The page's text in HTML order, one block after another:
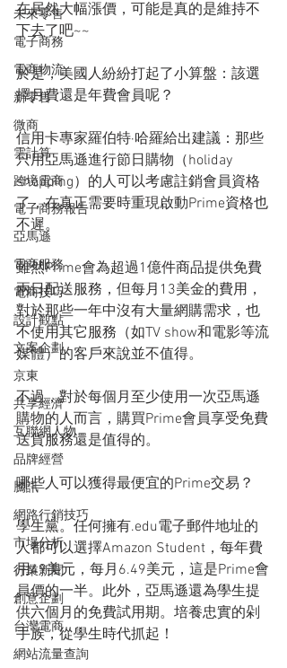
未來零售
電子商務
電商物流
新零售
微商
雲計算
跨境電商
電子商務報告
亞馬遜
電商服務
電商技巧
設計觀點
文案企劃
京東
共享經濟
互聯網人物
品牌經營
騰訊
網路行銷技巧
市場分析
行業新聞
創意企劃
台灣電商
網站流量查詢
在居然大幅漲價，可能是真的是維持不
下去了吧~~
於是，美國人紛紛打起了小算盤：該選
擇月費還是年費會員呢？
信用卡專家羅伯特·哈羅給出建議：那些
只用亞馬遜進行節日購物（holiday
shopping）的人可以考慮註銷會員資格
了，在真正需要時重現啟動Prime資格也
不遲。
雖然Prime會為超過1億件商品提供免費
兩日配送服務，但每月13美金的費用，
對於那些一年中沒有大量網購需求，也
不使用其它服務（如TV show和電影等流
媒體）的客戶來說並不值得。
不過，對於每個月至少使用一次亞馬遜
購物的人而言，購買Prime會員享受免費
送貨服務還是值得的。
哪些人可以獲得最便宜的Prime交易？
學生黨。任何擁有.edu電子郵件地址的
人都可以選擇Amazon Student，每年費
用49美元，每月6.49美元，這是Prime會
員價的一半。此外，亞馬遜還為學生提
供六個月的免費試用期。培養忠實的剁
手族，從學生時代抓起！